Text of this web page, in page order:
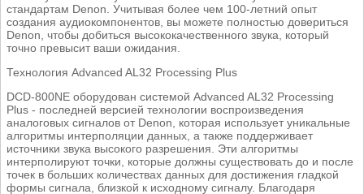
стандартам Denon. Учитывая более чем 100-летний опыт
создания аудиокомпонентов, вы можете полностью довериться
Denon, чтобы добиться высококачественного звука, который
точно превысит ваши ожидания.
Технология Advanced AL32 Processing Plus
DCD-800NE оборудован системой Advanced AL32 Processing
Plus - последней версией технологии воспроизведения
аналоговых сигналов от Denon, которая использует уникальные
алгоритмы интерполяции данных, а также поддерживает
источники звука высокого разрешения. Эти алгоритмы
интерполируют точки, которые должны существовать до и после
точек в больших количествах данных для достижения гладкой
формы сигнала, близкой к исходному сигналу. Благодаря